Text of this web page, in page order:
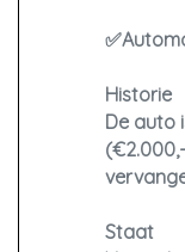
Historie
De auto
Staat